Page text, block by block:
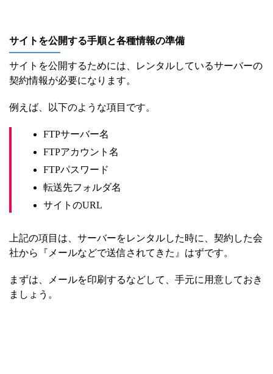
サイトを公開する手順と各種情報の準備
サイトを公開するためには、レンタルしているサーバーの
契約情報が必要になります。
例えば、以下のような項目です。
FTPサーバー名
FTPアカウント名
FTPパスワード
転送先フォルダ名
サイトのURL
上記の項目は、サーバーをレンタルした時に、契約した会
社から『メールなどで送信されてきた』はずです。
まずは、メールを印刷するなどして、手元に用意しておき
ましょう。